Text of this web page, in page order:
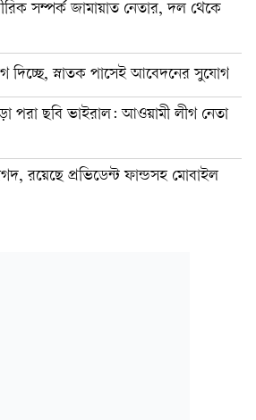
সম্পর্ক জামায়াত নেতার, দল থেকে
দিচ্ছে, স্নাতক পাসেই আবেদনের সুযোগ
পরা ছবি ভাইরাল: আওয়ামী লীগ নেতা
রয়েছে প্রভিডেন্ট ফান্ডসহ মোবাইল